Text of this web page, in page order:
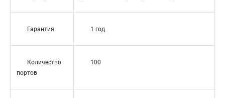
Гарантия 1 год
Количество
портов
100